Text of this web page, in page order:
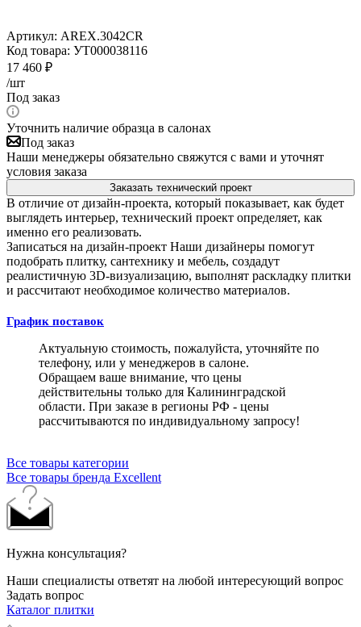
Артикул: AREX.3042CR
Код товара: УТ000038116
17 460 ₽
/шт
Под заказ
Уточнить наличие образца в салонах
Под заказ
Наши менеджеры обязательно свяжутся с вами и уточнят
условия заказа
Заказать технический проект
В отличие от дизайн-проекта, который показывает, как будет
выглядеть интерьер, технический проект определяет, как
именно его реализовать.
Записаться на дизайн-проект Наши дизайнеры помогут
подобрать плитку, сантехнику и мебель, создадут
реалистичную 3D-визуализацию, выполнят раскладку плитки
и рассчитают необходимое количество материалов.
График поставок
Актуальную стоимость, пожалуйста, уточняйте по
телефону, или у менеджеров в салоне.
Обращаем ваше внимание, что цены
действительны только для Калининградской
области. При заказе в регионы РФ - цены
рассчитываются по индивидуальному запросу!
Все товары категории
Все товары бренда Excellent
Нужна консультация?
Наши специалисты ответят на любой интересующий вопрос
Задать вопрос
Каталог плитки